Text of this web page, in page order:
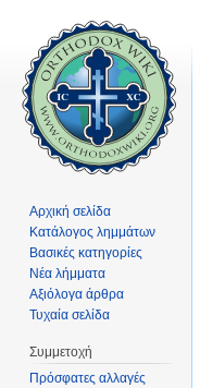
Αρχική σελίδα
Κατάλογος λημμάτων
Βασικές κατηγορίες
Νέα λήμματα
Αξιόλογα άρθρα
Τυχαία σελίδα
Συμμετοχή
Πρόσφατες αλλαγές